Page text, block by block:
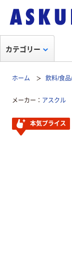
カテゴリー
ホーム 飲料/食
メーカー アスクル
本気プライス